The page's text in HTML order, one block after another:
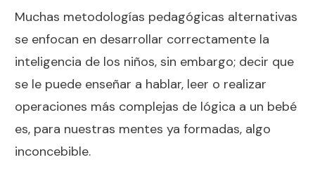
Muchas metodologías pedagógicas alternativas
se enfocan en desarrollar correctamente la
inteligencia de los niños, sin embargo; decir que
se le puede enseñar a hablar, leer o realizar
operaciones más complejas de lógica a un bebé
es, para nuestras mentes ya formadas, algo
inconcebible.